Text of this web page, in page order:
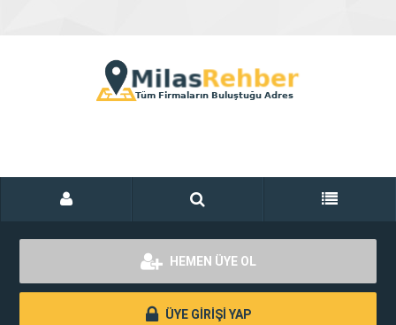
HEMEN ÜYE OL
ÜYE GİRİŞİ YAP